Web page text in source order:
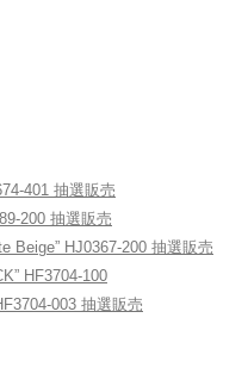
401 抽選販売
200 抽選販売
Beige” HJ0367-200 抽選販売
HF3704-100
003 抽選販売